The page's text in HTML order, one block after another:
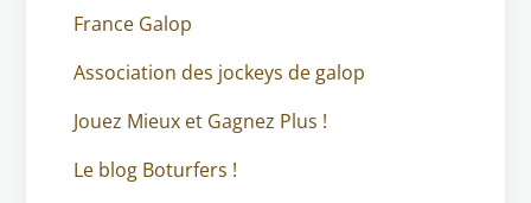
France Galop
Association des jockeys de galop
Jouez Mieux et Gagnez Plus !
Le blog Boturfers !